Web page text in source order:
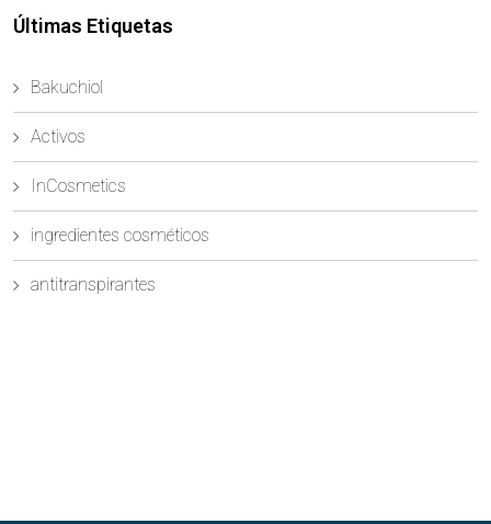
Últimas Etiquetas
Bakuchiol
Activos
InCosmetics
ingredientes cosméticos
antitranspirantes